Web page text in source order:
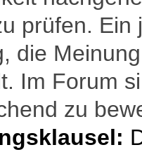
prüfen.
die
Im Forum
zu